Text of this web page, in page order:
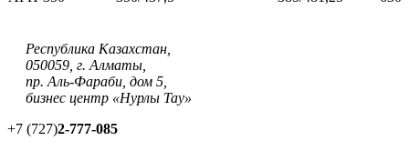
Республика Казахстан,
050059, г. Алматы,
пр. Аль-Фараби, дом 5,
бизнес центр «Нурлы Тау»
+7 (727)2-777-085